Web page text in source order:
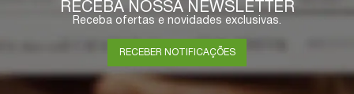
RECEBA NOSSA NEWSLETTER
Receba ofertas e novidades exclusivas.
RECEBER NOTIFICAÇÕES